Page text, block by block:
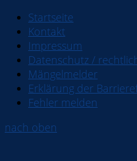
Startseite
Kontakt
Impressum
Datenschutz /
Mängelmelder
Erklärung der
Fehler melden
nach oben